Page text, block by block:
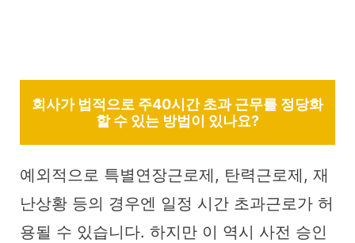
회사가 법적으로 주40시간 초과 근무를 정당화
할 수 있는 방법이 있나요?
예외적으로 특별연장근로제, 탄력근로제, 재
난상황 등의 경우엔 일정 시간 초과근로가 허
용될 수 있습니다. 하지만 이 역시 사전 승인